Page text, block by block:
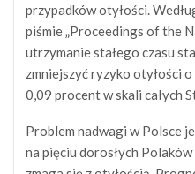
przypadków otyłości.
piśmie „Proceedings of the
utrzymanie stałego czasu
zmniejszyć ryzyko otyłości
0,09 procent w skali całych
Problem nadwagi w Polsce
na pięciu dorosłych